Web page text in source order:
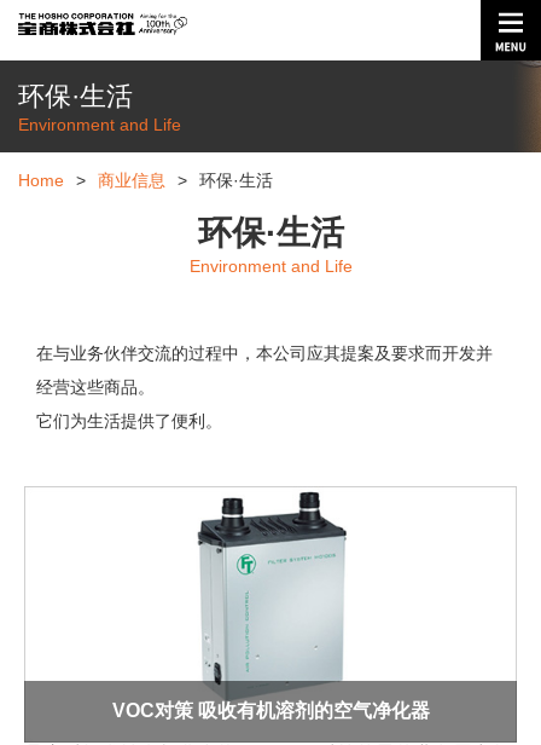
环保·生活
Environment and Life
Home > 商业信息 > 环保·生活
环保·生活
Environment and Life
在与业务伙伴交流的过程中，本公司应其提案及要求而开发并
经营这些商品。
它们为生活提供了便利。
VOC对策 吸收有机溶剂的空气净化器